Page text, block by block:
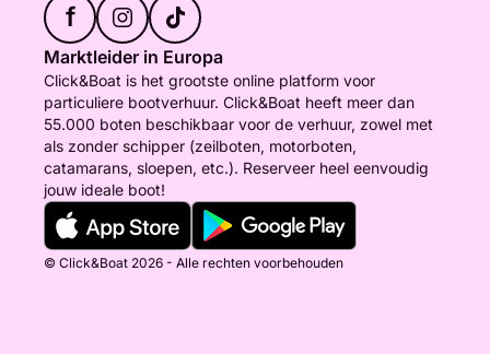
f
Marktleider in Europa
Click&Boat is het grootste online platform voor
particuliere bootverhuur. Click&Boat heeft meer dan
55.000 boten beschikbaar voor de verhuur, zowel met
als zonder schipper (zeilboten, motorboten,
catamarans, sloepen, etc.). Reserveer heel eenvoudig
jouw ideale boot!
© Click&Boat 2026 - Alle rechten voorbehouden